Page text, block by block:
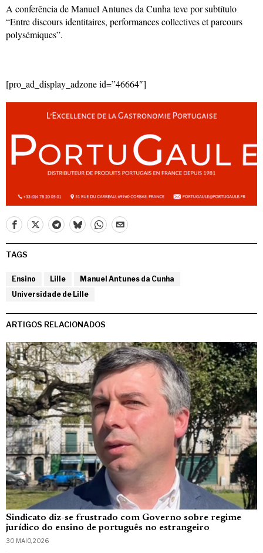
A conferência de Manuel Antunes da Cunha teve por subtítulo
“Entre discours identitaires, performances collectives et parcours
polysémiques”.
[pro_ad_display_adzone id=”46664″]
TAGS
Ensino Lille
Manuel Antunes da Cunha
Universidade de Lille
ARTIGOS RELACIONADOS
Sindicato diz-se frustrado com Governo sobre regime
jurídico do ensino de português no estrangeiro
30 MAIO, 2026